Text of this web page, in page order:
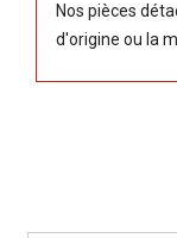
Nos pièces
d'origine ou la